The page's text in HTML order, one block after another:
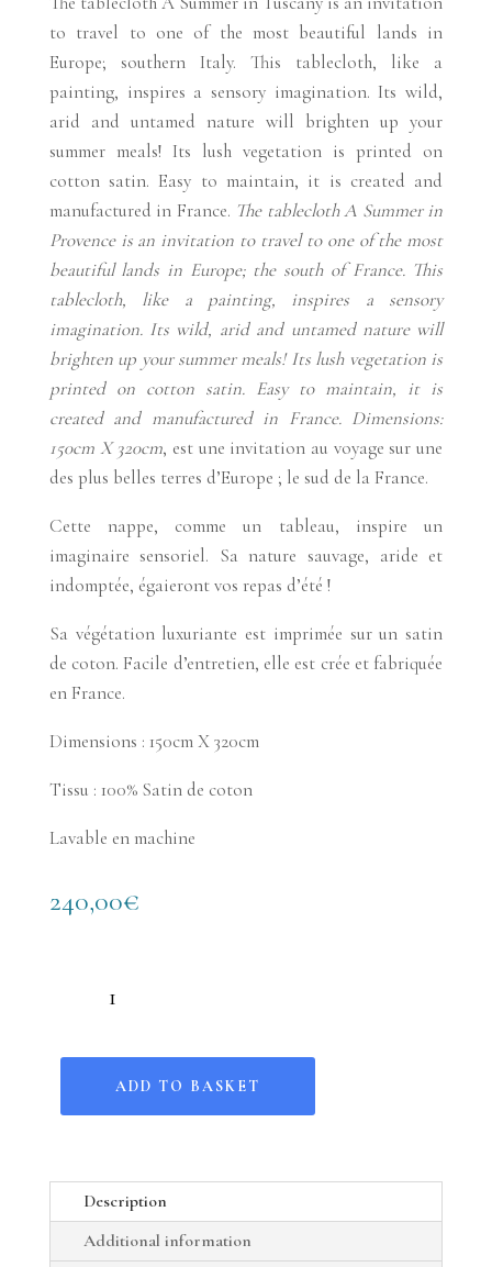
to travel to one of the most beautiful lands in
Europe; southern Italy. This tablecloth, like a
painting, inspires a sensory imagination. Its wild,
arid and untamed nature will brighten up your
summer meals! Its lush vegetation is printed on
cotton satin. Easy to maintain, it is created and
manufactured in France. The tablecloth A Summer in
Provence is an invitation to travel to one of the most
beautiful lands in Europe; the south of France. This
tablecloth, like a painting, inspires a sensory
imagination. Its wild, arid and untamed nature will
brighten up your summer meals! Its lush vegetation is
printed on cotton satin. Easy to maintain, it is
created and manufactured in France. Dimensions:
150cm X 320cm, est une invitation au voyage sur une
des plus belles terres d’Europe ; le sud de la France.
Cette nappe, comme un tableau, inspire un
imaginaire sensoriel. Sa nature sauvage, aride et
indomptée, égaieront vos repas d’été !
Sa végétation luxuriante est imprimée sur un satin
de coton. Facile d’entretien, elle est crée et fabriquée
en France.
Dimensions : 150cm X 320cm
Tissu : 100% Satin de coton
Lavable en machine
240,00€
ADD TO BASKET
Description
Additional information